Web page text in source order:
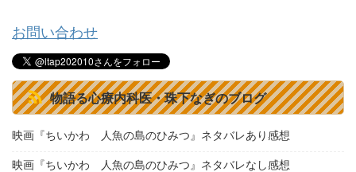
お問い合わせ
物語る心療内科医・珠下なぎのブログ
映画『ちいかわ 人魚の島のひみつ』ネタバレあり感想
映画『ちいかわ 人魚の島のひみつ』ネタバレなし感想